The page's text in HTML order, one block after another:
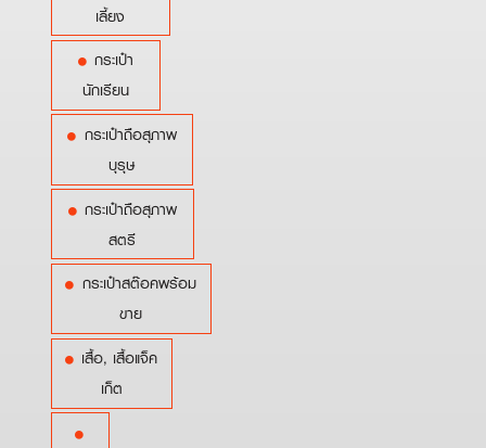
เลี้ยง
กระเป๋า
นักเรียน
กระเป๋าถือสุภาพ
บุรุษ
กระเป๋าถือสุภาพ
สตรี
กระเป๋าสต๊อคพร้อม
ขาย
เสื้อ, เสื้อแจ็ค
เก็ต